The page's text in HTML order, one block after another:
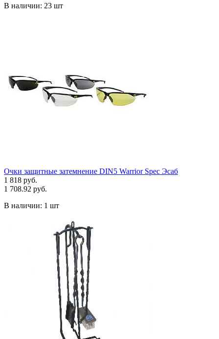
В наличии: 23 шт
Очки защитные затемнение DIN5 Warrior Spec Эсаб
1 818 руб.
1 708.92 руб.
В наличии: 1 шт